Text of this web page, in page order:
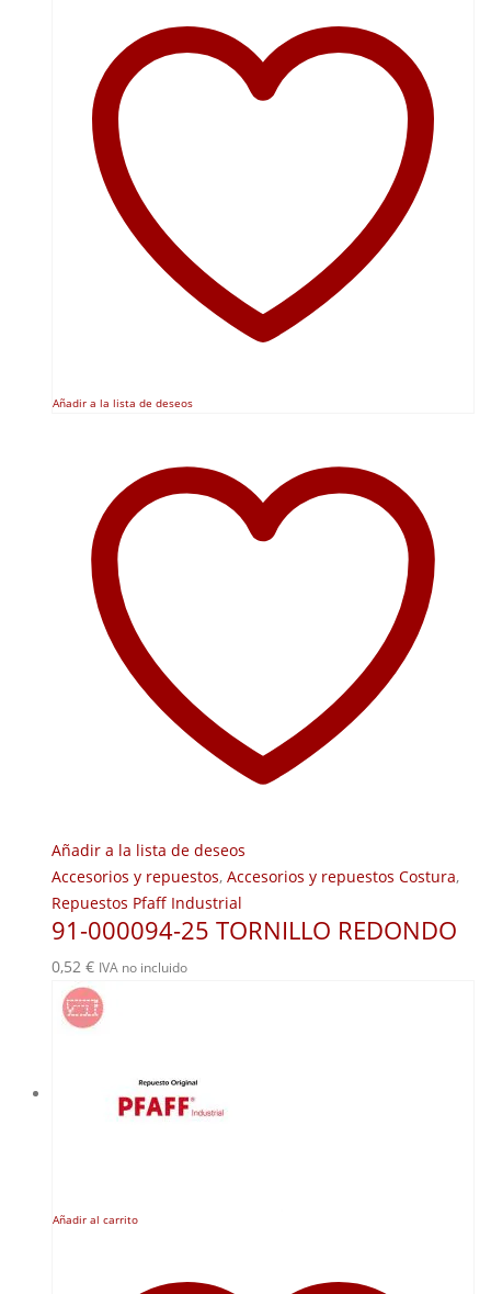
Añadir a la lista de deseos
Añadir a la lista de deseos
Accesorios y repuestos, Accesorios y repuestos Costura,
Repuestos Pfaff Industrial
91-000094-25 TORNILLO REDONDO
0,52 € IVA no incluido
Añadir al carrito